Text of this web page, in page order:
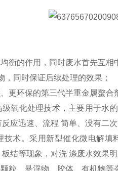
衡的作用，同时废水首先互相
同时保证后续处理的效果；
更环保的第三代半重金属螯
氧化处理技术，主要用于水
应迅速、流程 简单、没有二次
技术。采用新型催化微电解
结等现象，对洗 涤废水效果明
粒、悬浮物、胶体、有机物等